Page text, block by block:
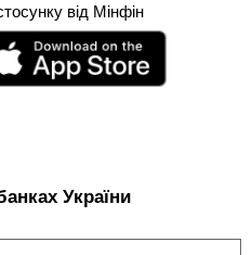
від Мінфін
України